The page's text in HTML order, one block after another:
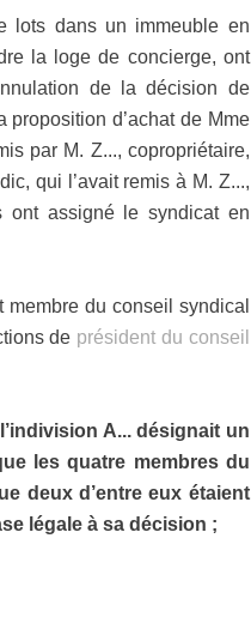
lots dans un immeuble en
la loge de concierge, ont
de la décision de
d’achat de Mme
par M. Z..., copropriétaire,
qui l’avait remis à M. Z...,
assigné le syndicat en
membre du conseil syndical
de président du conseil
A... désignait un
les quatre membres du
deux d’entre eux étaient
légale à sa décision ;